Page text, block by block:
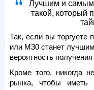
Лучшим и самым
такой, который
Так, если вы торгуете
или М30 станет
вероятность
Кроме того, никогда
рынка, чтобы иметь